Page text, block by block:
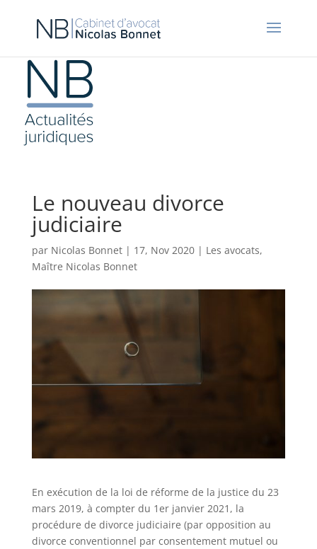
Le nouveau divorce
judiciaire
par Nicolas Bonnet| 17, Nov 2020| Les avocats,
Maître Nicolas Bonnet
En exécution de la loi de réforme de la justice du 23
mars 2019, à compter du 1er janvier 2021, la
procédure de divorce judiciaire (par opposition au
divorce conventionnel par consentement mutuel ou